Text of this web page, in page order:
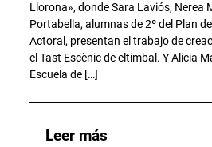
Llorona», donde Sara Laviós, Nerea
Portabella, alumnas de 2º del Plan
Actoral, presentan el trabajo de
el Tast Escènic de eltimbal. Y Alicia
Escuela de […]
Leer más